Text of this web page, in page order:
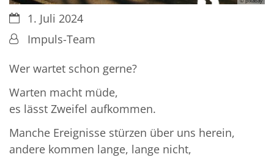
Datum:1. Juli 2024
Von:Impuls-Team
Wer wartet schon gerne?
Warten macht müde,
es lässt Zweifel aufkommen.
Manche Ereignisse stürzen über uns herein,
andere kommen lange, lange nicht,